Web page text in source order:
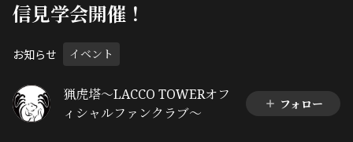
信見学会開催！
お知らせ イベント
猟虎塔～LACCO TOWERオフ
ィシャルファンクラブ～
フォロー